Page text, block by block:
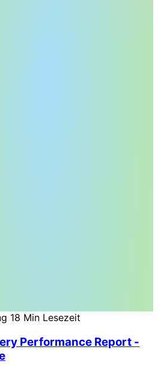
18 Min Lesezeit
Performance Report -